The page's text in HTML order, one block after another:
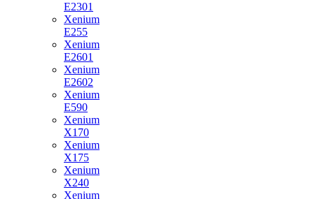
E2301
Xenium
E255
Xenium
E2601
Xenium
E2602
Xenium
E590
Xenium
X170
Xenium
X175
Xenium
X240
Xenium